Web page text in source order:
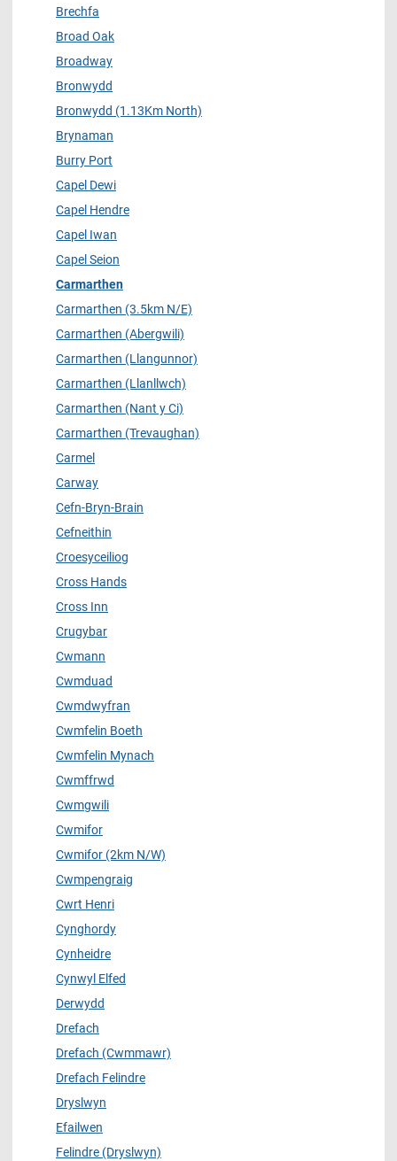
Brechfa
Broad Oak
Broadway
Bronwydd
Bronwydd (1.13Km North)
Brynaman
Burry Port
Capel Dewi
Capel Hendre
Capel Iwan
Capel Seion
Carmarthen
Carmarthen (3.5km N/E)
Carmarthen (Abergwili)
Carmarthen (Llangunnor)
Carmarthen (Llanllwch)
Carmarthen (Nant y Ci)
Carmarthen (Trevaughan)
Carmel
Carway
Cefn-Bryn-Brain
Cefneithin
Croesyceiliog
Cross Hands
Cross Inn
Crugybar
Cwmann
Cwmduad
Cwmdwyfran
Cwmfelin Boeth
Cwmfelin Mynach
Cwmffrwd
Cwmgwili
Cwmifor
Cwmifor (2km N/W)
Cwmpengraig
Cwrt Henri
Cynghordy
Cynheidre
Cynwyl Elfed
Derwydd
Drefach
Drefach (Cwmmawr)
Drefach Felindre
Dryslwyn
Efailwen
Felindre (Dryslwyn)